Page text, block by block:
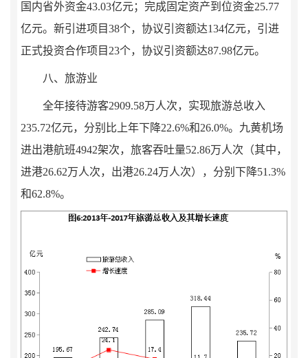
国内省外资金43.03亿元；完成固定资产到位资金25.77
亿元。新引进项目38个，协议引资额达134亿元，引进
正式投资合作项目 23个，协议引资额达87.98亿元。
八、旅游业
全年接待游客2909.58万人次，实现旅游总收入
235.72亿元，分别比上年下降22.6%和26.0%。九黄机场
进出港航班4942架次，旅客吞吐量52.86万人次（其中，
进港26.62万人次，出港26.24万人次），分别下降51.3%
和62.8%。